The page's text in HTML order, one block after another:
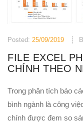
Posted: 25/09/2019
FILE EXCEL
CHÍNH THEO
Trong phân tích báo
bình ngành là công
chính được đem so